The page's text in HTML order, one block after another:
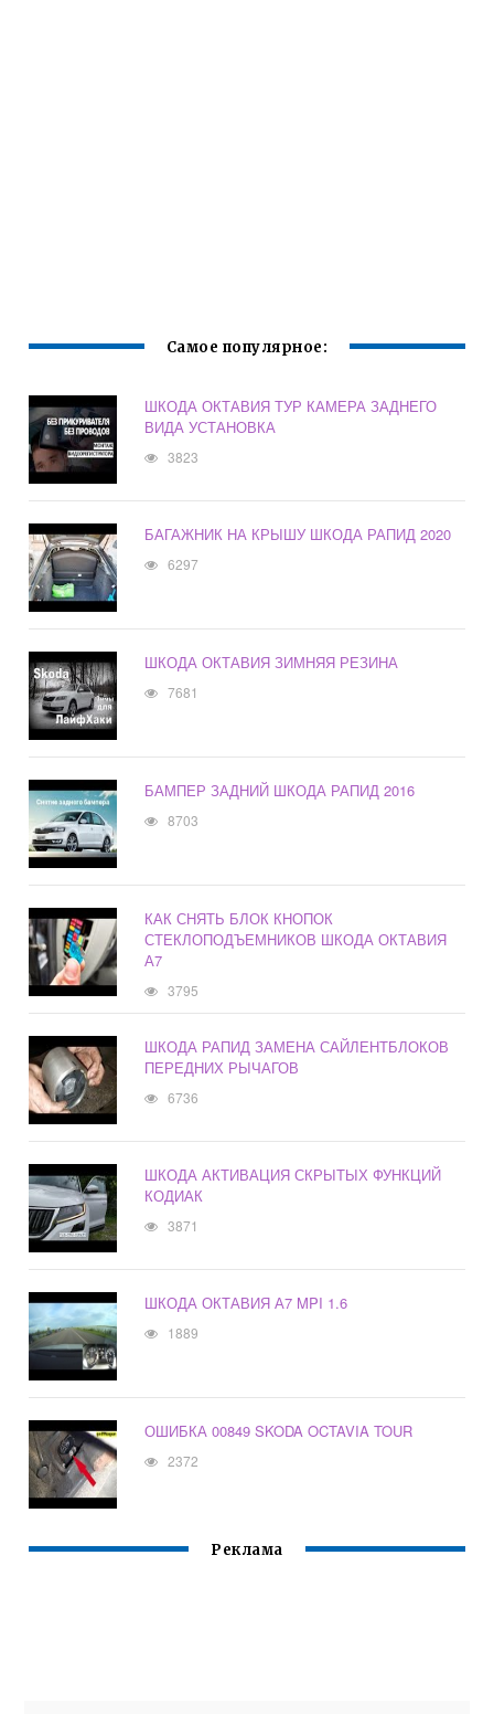
Самое популярное:
ШКОДА ОКТАВИЯ ТУР КАМЕРА ЗАДНЕГО
ВИДА УСТАНОВКА
3823
БАГАЖНИК НА КРЫШУ ШКОДА РАПИД 2020
6297
ШКОДА ОКТАВИЯ ЗИМНЯЯ РЕЗИНА
7681
БАМПЕР ЗАДНИЙ ШКОДА РАПИД 2016
8703
КАК СНЯТЬ БЛОК КНОПОК
СТЕКЛОПОДЪЕМНИКОВ ШКОДА ОКТАВИЯ
А7
3795
ШКОДА РАПИД ЗАМЕНА САЙЛЕНТБЛОКОВ
ПЕРЕДНИХ РЫЧАГОВ
6736
ШКОДА АКТИВАЦИЯ СКРЫТЫХ ФУНКЦИЙ
КОДИАК
3871
ШКОДА ОКТАВИЯ А7 MPI 1.6
1889
ОШИБКА 00849 SKODA OCTAVIA TOUR
2372
Реклама